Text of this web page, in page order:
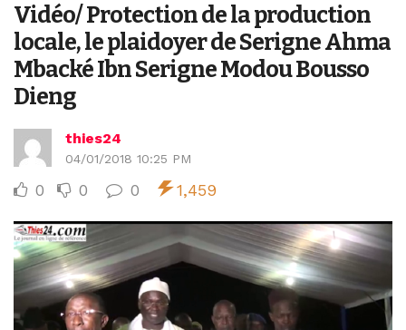
Vidéo/ Protection de la production
locale, le plaidoyer de Serigne Ahma
Mbacké Ibn Serigne Modou Bousso
Dieng
thies24
04/01/2018 10:25 PM
0 0 0 1,459